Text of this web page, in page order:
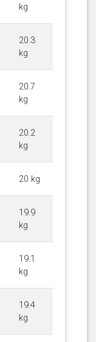
kg
20.3
kg
20.7
kg
20.2
kg
20 kg
19.9
kg
19.1
kg
19.4
kg